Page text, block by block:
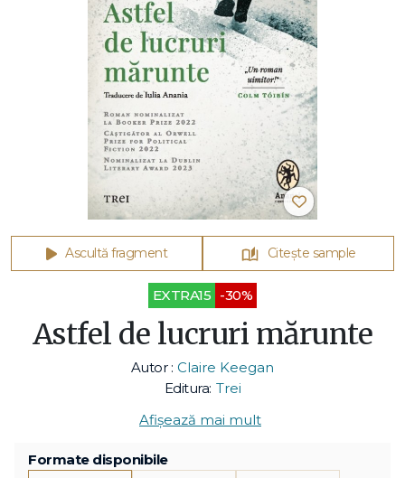
Ascultă fragment Citește sample
EXTRA15 -30%
Astfel de lucruri mărunte
Autor : Claire Keegan
Editura: Trei
Afișează mai mult
Formate disponibile